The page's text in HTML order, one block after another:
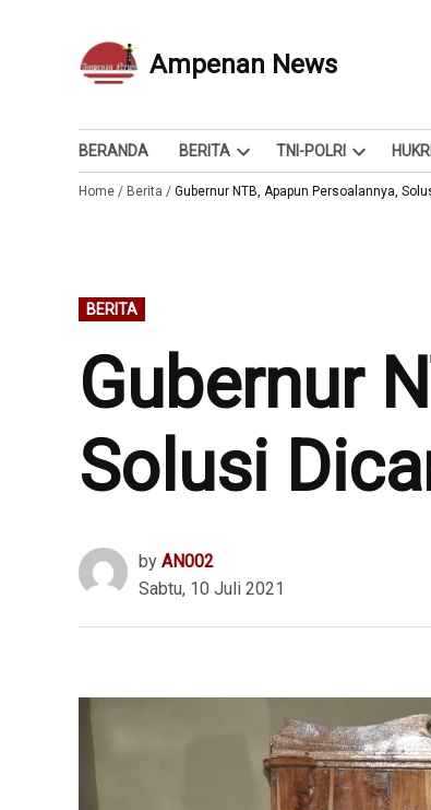
Ampenan News
Berita dan Info
BERANDA BERITA
Open
dropdown
TNI-POLRI
Open
dropdown
Home / Berita / Gubernur NTB, Apapun Persoalannya,
POSTED
IN
BERITA
Gubernur
Solusi
by AN002
Sabtu, 10 Juli 2021